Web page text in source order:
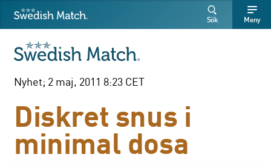
Sök
Fritext
Fritext SÖK
Swedish Match Meny
Sök
Nyhet; 2 maj, 2011 8:23 CET
Diskret snus i
minimal dosa